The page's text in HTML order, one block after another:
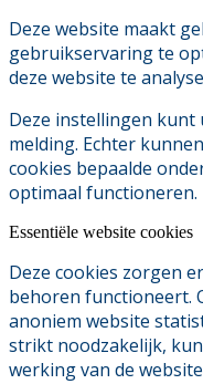
Deze website maakt
gebruikservaring te
deze website te
Deze instellingen kunt
melding. Echter
cookies bepaalde
optimaal functioneren.
Essentiële website cookies
Deze cookies zorgen
behoren functioneert.
anoniem website
strikt noodzakelijk,
werking van de